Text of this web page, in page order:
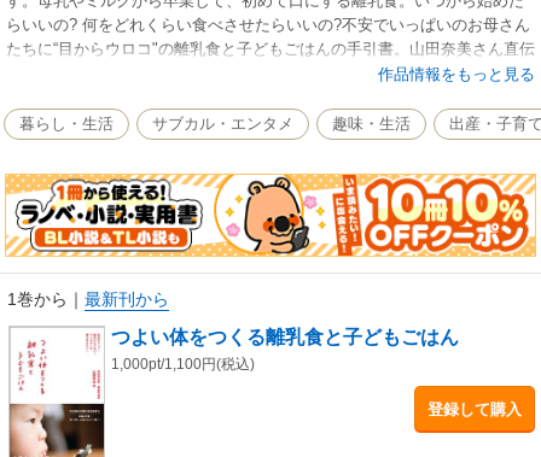
らいいの? 何をどれくらい食べさせたらいいの?不安でいっぱいのお母さん
たちに“目からウロコ"の離乳食と子どもごはんの手引書。山田奈美さん直伝
の素材の味をそのまま感じられる、シンプルで簡単な離乳食や子どもごは
んで食べる」生きる力をはぐくむレシピをどうぞお試しください。 撮
影：馬場わかな 主婦と生活社刊
作品情報をもっと見る
暮らし・生活 サブカル・エンタメ 趣味・生活 出産・子育
1巻から ｜ 最新刊から
つよい体をつくる離乳食と子どもごはん
1,000pt/1,100円(税込)
登録して購入